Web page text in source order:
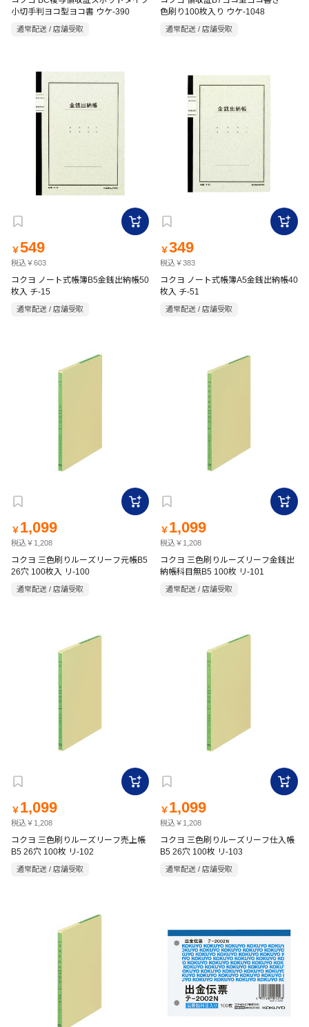
小切手判ヨコ型ヨコ書 ウケ-390
通常配送 / 店舗受取
色刷り100枚入り ウケ-1048
通常配送 / 店舗受取
￥549
税込￥603
コクヨ ノート式帳簿B5金銭出納帳50
枚入 チ-15
通常配送 / 店舗受取
￥349
税込￥383
コクヨ ノート式帳簿A5金銭出納帳40
枚入 チ-51
通常配送 / 店舗受取
￥ 1,099
税込￥1,208
コクヨ 三色刷りルーズリーフ元帳B5
26穴 100枚入 リ-100
通常配送 / 店舗受取
￥ 1,099
税込￥1,208
コクヨ 三色刷りルーズリーフ金銭出
納帳科目無B5 100枚 リ-101
通常配送 / 店舗受取
￥ 1,099
税込￥1,208
コクヨ 三色刷りルーズリーフ売上帳
B5 26穴 100枚 リ-102
通常配送 / 店舗受取
￥ 1,099
税込￥1,208
コクヨ 三色刷りルーズリーフ仕入帳
B5 26穴 100枚 リ-103
通常配送 / 店舗受取